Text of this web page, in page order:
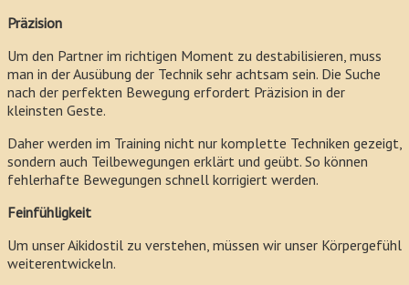
Präzision
Um den Partner im richtigen Moment zu destabilisieren, muss
man in der Ausübung der Technik sehr achtsam sein. Die Suche
nach der perfekten Bewegung erfordert Präzision in der
kleinsten Geste.
Daher werden im Training nicht nur komplette Techniken gezeigt,
sondern auch Teilbewegungen erklärt und geübt. So können
fehlerhafte Bewegungen schnell korrigiert werden.
Feinfühligkeit
Um unser Aikidostil zu verstehen, müssen wir unser Körpergefühl
weiterentwickeln.